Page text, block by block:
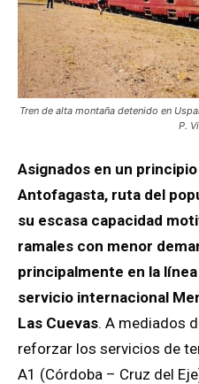
Tren de alta montaña detenido en
P.
Asignados en un
Antofagasta, ruta del
su escasa capacidad
ramales con menor
principalmente en la
servicio internacional
Las Cuevas. A mediados
reforzar los servicios de
A1 (Córdoba – Cruz del